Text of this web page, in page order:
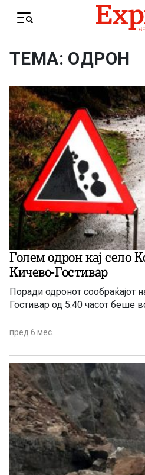
Menu
ТЕМА: ОДРОН
Голем одрон кај село
Кичево-Гостивар
Поради одронот сообраќајот
Гостивар од 5.40 часот беше
пред 6 мес.